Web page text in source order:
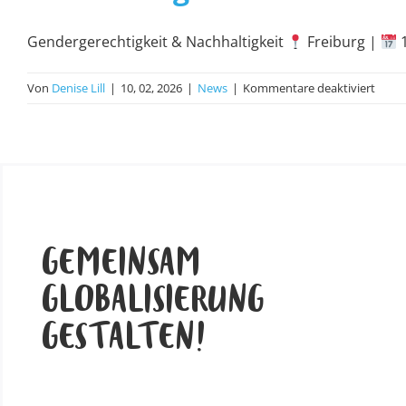
Gendergerechtigkeit & Nachhaltigkeit Freiburg |
Von Denise Lill | 10, 02, 2026 | News | Kommentare deaktiviertfür
GEMEINSAM
GLOBALISIERUNG
GESTALTEN!